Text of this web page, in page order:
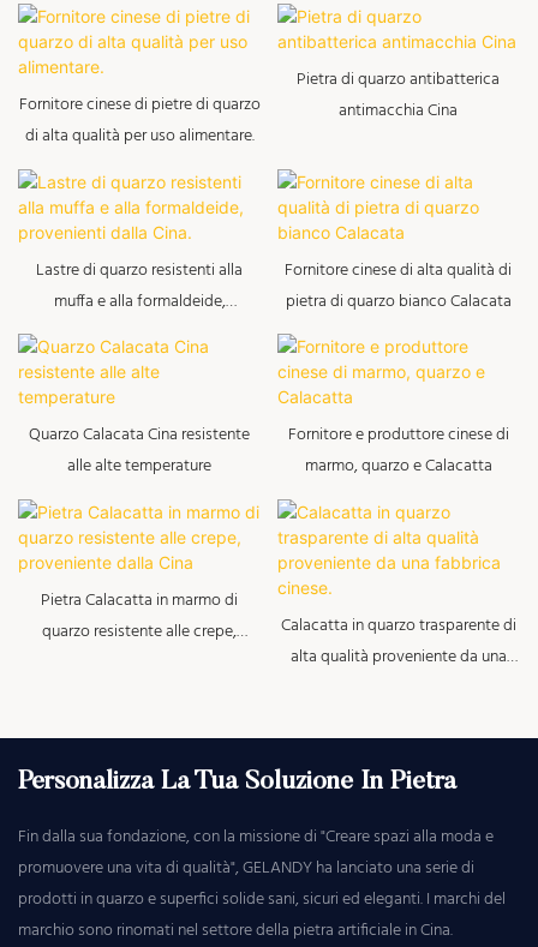
Fornitore cinese di pietre di quarzo
di alta qualità per uso alimentare.
Pietra di quarzo antibatterica
antimacchia Cina
Lastre di quarzo resistenti alla
muffa e alla formaldeide,
provenienti dalla Cina.
Fornitore cinese di alta qualità di
pietra di quarzo bianco Calacata
Quarzo Calacata Cina resistente
alle alte temperature
Fornitore e produttore cinese di
marmo, quarzo e Calacatta
Pietra Calacatta in marmo di
quarzo resistente alle crepe,
Calacatta in quarzo trasparente di
alta qualità proveniente da una
Personalizza La Tua Soluzione In Pietra
Fin dalla sua fondazione, con la missione di "Creare spazi alla moda e
promuovere una vita di qualità", GELANDY ha lanciato una serie di
prodotti in quarzo e superfici solide sani, sicuri ed eleganti. I marchi del
marchio sono rinomati nel settore della pietra artificiale in Cina.